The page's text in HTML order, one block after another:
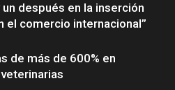
un después en la inserción
el comercio internacional”
de más de 600% en